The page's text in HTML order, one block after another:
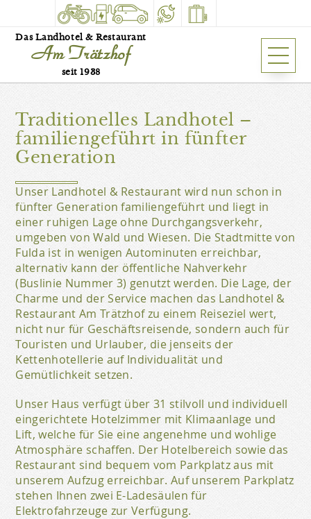
Das Landhotel & Restaurant
Am Trätzhof
seit 1938Hotel & Restaurant
Traditionelles Landhotel –
familiengeführt in fünfter
Generation
Unser Landhotel & Restaurant wird nun schon in
fünfter Generation familiengeführt und liegt in
einer ruhigen Lage ohne Durchgangsverkehr,
umgeben von Wald und Wiesen. Die Stadtmitte von
Fulda ist in wenigen Autominuten erreichbar,
alternativ kann der öffentliche Nahverkehr
(Buslinie Nummer 3) genutzt werden. Die Lage, der
Charme und der Service machen das Landhotel &
Restaurant Am Trätzhof zu einem Reiseziel wert,
nicht nur für Geschäftsreisende, sondern auch für
Touristen und Urlauber, die jenseits der
Kettenhotellerie auf Individualität und
Gemütlichkeit setzen.
Unser Haus verfügt über 31 stilvoll und individuell
eingerichtete Hotelzimmer mit Klimaanlage und
Lift, welche für Sie eine angenehme und wohlige
Atmosphäre schaffen. Der Hotelbereich sowie das
Restaurant sind bequem vom Parkplatz aus mit
unserem Aufzug erreichbar. Auf unserem Parkplatz
stehen Ihnen zwei E-Ladesäulen für
Elektrofahrzeuge zur Verfügung.